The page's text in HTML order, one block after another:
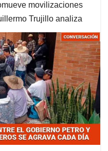
movilizaciones
Trujillo analiza